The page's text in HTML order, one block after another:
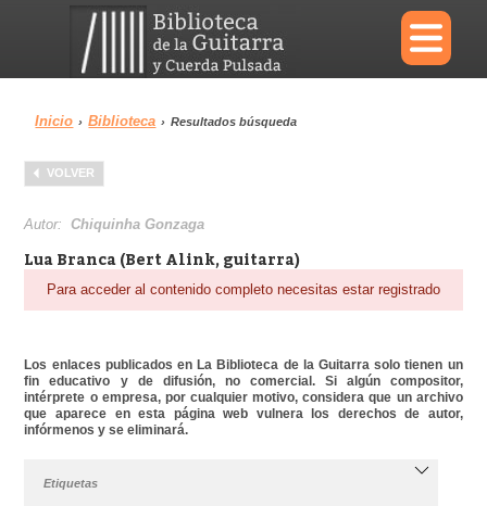
×
Menu
Biblioteca
Inicio › Biblioteca › Resultados búsqueda
VOLVER
Autor:Chiquinha Gonzaga
Lua Branca (Bert Alink, guitarra)
Para acceder al contenido completo necesitas estar registrado
Los enlaces publicados en La Biblioteca de la Guitarra solo tienen un
fin educativo y de difusión, no comercial. Si algún compositor,
intérprete o empresa, por cualquier motivo, considera que un archivo
que aparece en esta página web vulnera los derechos de autor,
infórmenos y se eliminará.
Etiquetas